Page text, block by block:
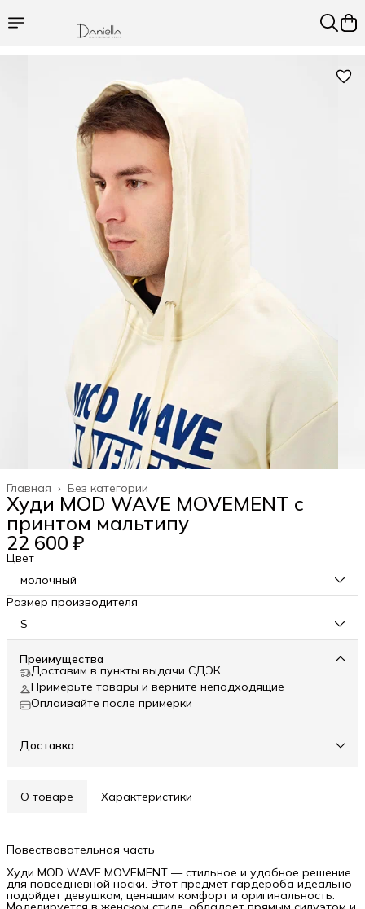
Без категории
Главная ›
Худи MOD WAVE MOVEMENT с
принтом мальтипу
22 600 ₽
Цвет
молочный
Размер производителя
S
Преимущества
Доставим в пункты выдачи СДЭК
Примерьте товары и верните неподходящие
Оплаивайте после примерки
Доставка
О товаре Характеристики
Повествовательная часть
Худи MOD WAVE MOVEMENT — стильное и удобное решение
для повседневной носки. Этот предмет гардероба идеально
подойдет девушкам, ценящим комфорт и оригинальность.